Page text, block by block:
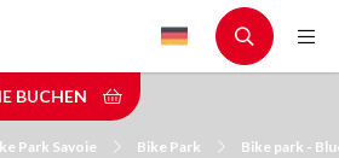
BUCHEN
Park Savoie Bike Park Bike park -